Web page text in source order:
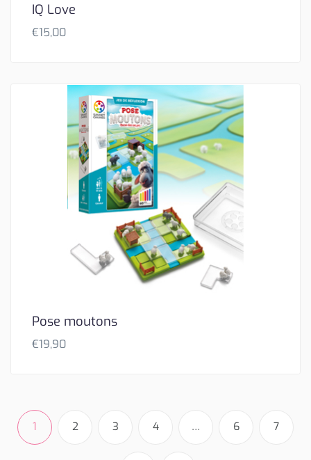
IQ Love
€15,00
Pose moutons
€19,90
1 2 3 4 … 6 7